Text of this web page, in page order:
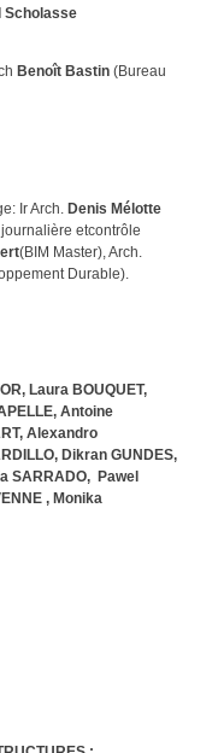
Scholasse
Benoît Bastin (Bureau
Ir Arch. Denis Mélotte
etcontrôle
(BIM Master), Arch.
Durable).
Laura BOUQUET,
Antoine
Alexandro
Dikran GUNDES,
SARRADO, Pawel
, Monika